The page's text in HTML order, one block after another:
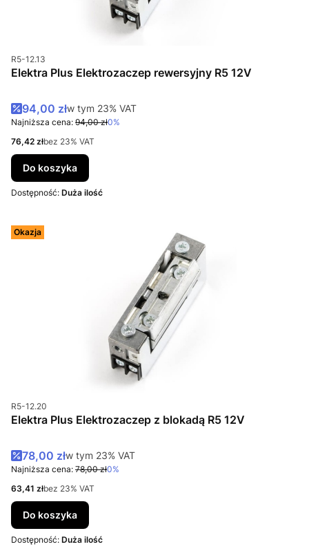
Kod produktu
R5-12.13
Elektra Plus Elektrozaczep rewersyjny R5 12V
Cena promocyjna brutto
94,00 złw tym %s VAT
w tym 23% VAT
Najniższa cena: 94,00 zł0%
Cena netto
76,42 złbez 23% VAT
Do koszyka
Dostępność: Duża ilość
Okazja
Kod produktu
R5-12.20
Elektra Plus Elektrozaczep z blokadą R5 12V
Cena promocyjna brutto
78,00 złw tym %s VAT
w tym 23% VAT
Najniższa cena: 78,00 zł0%
Cena netto
63,41 złbez 23% VAT
Do koszyka
Dostępność: Duża ilość